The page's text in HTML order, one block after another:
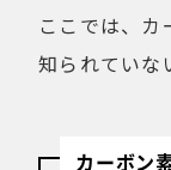
ここでは、カ
知られていな
カーボン